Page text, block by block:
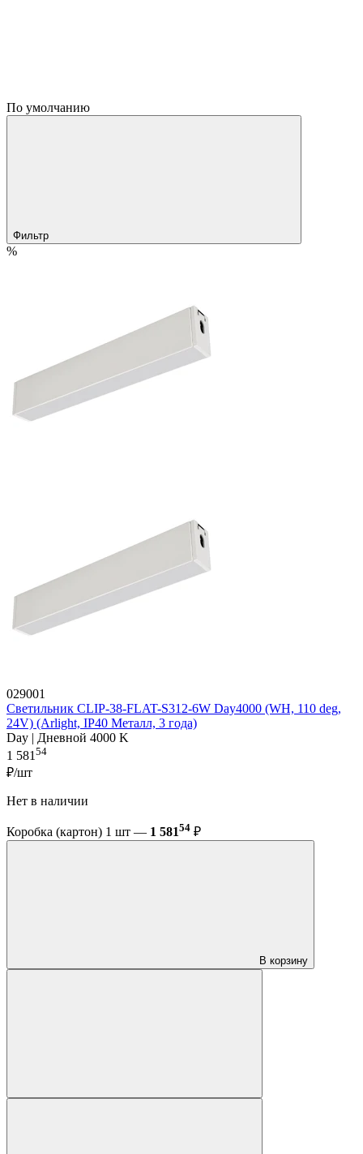
По умолчанию
Фильтр
%
029001
Светильник CLIP-38-FLAT-S312-6W Day4000 (WH, 110 deg,
24V) (Arlight, IP40 Металл, 3 года)
Day | Дневной 4000 K
1 581 54
₽/шт
Нет в наличии
Коробка (картон) 1 шт — 1 58154 ₽
В корзину